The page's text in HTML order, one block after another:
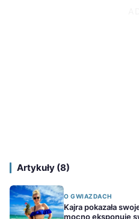
Artykuły (8)
O GWIAZDACH
Kajra pokazała
mocno eksponuje